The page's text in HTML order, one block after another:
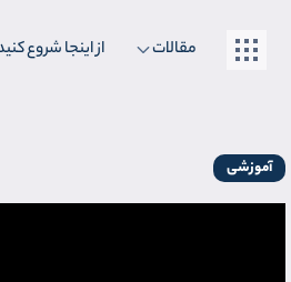
مقالات از اینجا شروع
آموزشی